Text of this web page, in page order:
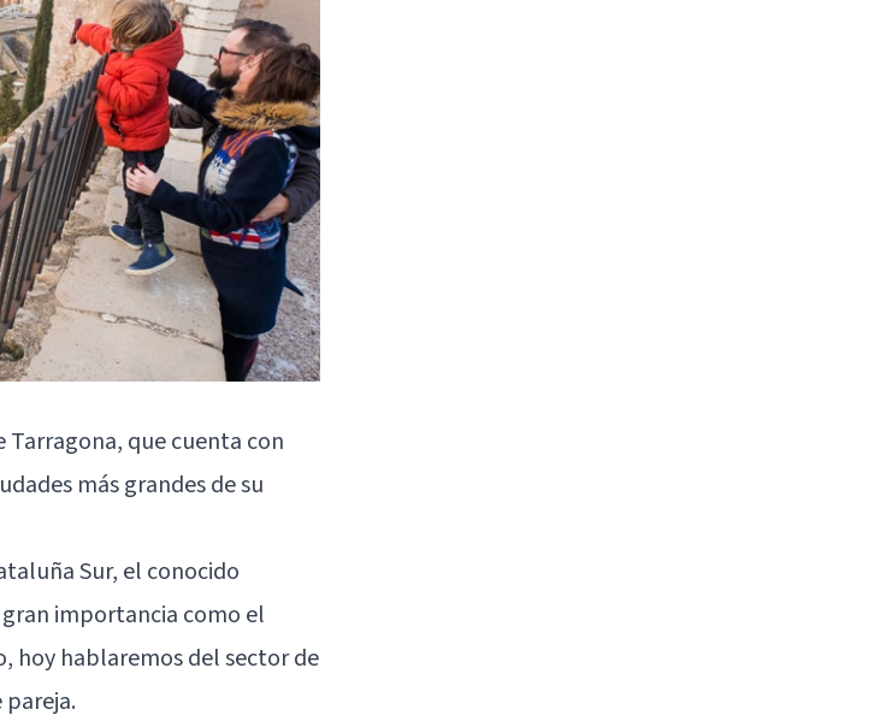
que cuenta con
más grandes de su
Sur, el conocido
importancia como el
hoy hablaremos del sector de